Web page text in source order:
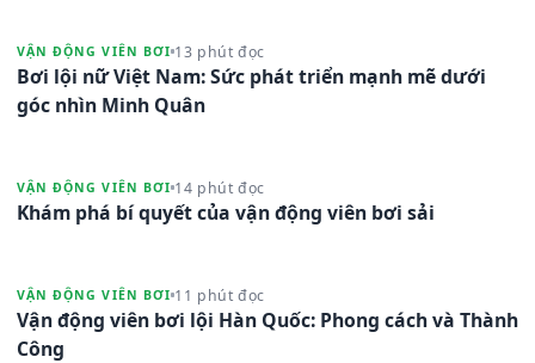
VẬN ĐỘNG VIÊN BƠI 13 phút đọc
Bơi lội nữ Việt Nam: Sức phát triển mạnh mẽ dưới
góc nhìn Minh Quân
VẬN ĐỘNG VIÊN BƠI 14 phút đọc
Khám phá bí quyết của vận động viên bơi sải
VẬN ĐỘNG VIÊN BƠI 11 phút đọc
Vận động viên bơi lội Hàn Quốc: Phong cách và Thành
Công